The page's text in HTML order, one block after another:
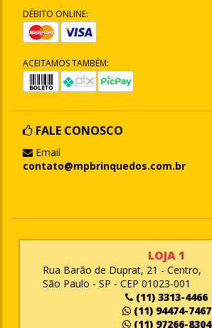
DÉBITO ONLINE:
ACEITAMOS TAMBÉM:
FALE CONOSCO
Email
contato@mpbrinquedos.com.br
LOJA 1
Rua Barão de Duprat, 21 - Centro,
São Paulo - SP - CEP 01023-001
(11) 3313-4466
(11) 94474-7467
(11) 97266-8304